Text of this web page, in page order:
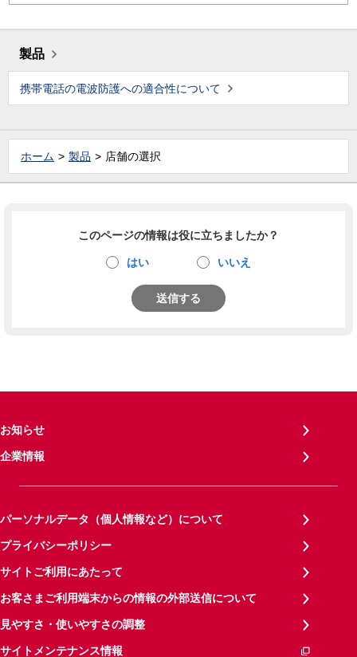
製品
携帯電話の電波防護への適合性について
ホーム 製品 店舗の選択
このページの情報は役に立ちましたか？
はい いいえ
送信する
お知らせ
企業情報
パーソナルデータ（個人情報など）について
プライバシーポリシー
サイトご利用にあたって
お客さまご利用端末からの情報の外部送信について
見やすさ・使いやすさの調整
サイトメンテナンス情報